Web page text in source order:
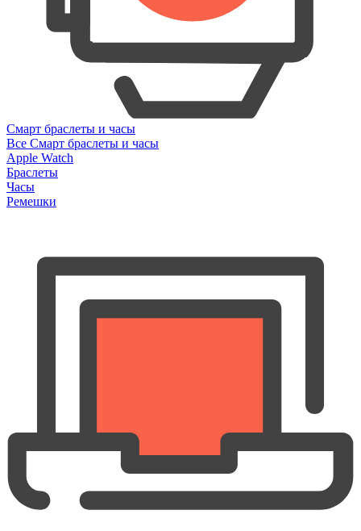
Смарт браслеты и часы
Все Смарт браслеты и часы
Apple Watch
Браслеты
Часы
Ремешки